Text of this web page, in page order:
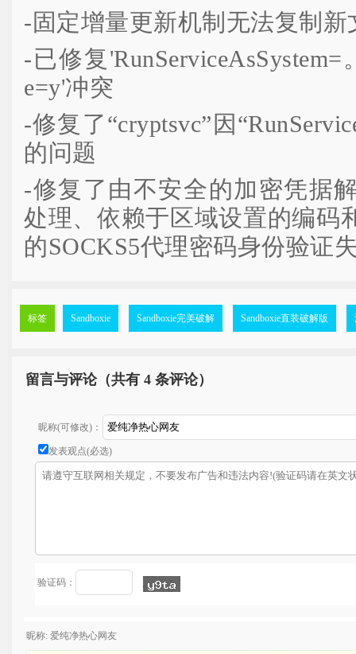
-固定增量更新机制无法复制新
-已修复'RunServiceAsSystem=
e=y'冲突
-修复了“cryptsvc”因
的问题
-修复了由不安全的加密凭据
处理、依赖于区域设置的编码
的SOCKS5代理密码身份验证
标签 Sandboxie Sandboxie完美破解 Sandboxie直装破解版
留言与评论（共有 4 条评论）
昵称(可修改)：
发表观点(必选)
验证码：
昵称: 爱纯净热心网友